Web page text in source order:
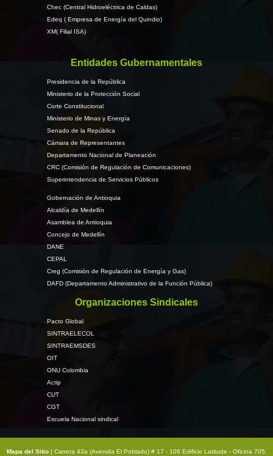
Chec (Central Hidroeléctrica de Caldas)
Edeq ( Empresa de Energía del Quindio)
XM( Filial ISA)
Entidades Gubernamentales
Presidencia de la República
Ministerio de la Protección Social
Corte Constitucional
Ministerio de Minas y Energía
Senado de la República
Cámara de Representantes
Departamento Nacional de Planeación
CRC (Comisión de Regulación de Comunicaciones)
Superintendencia de Servicios Públicos
Gobernación de Antioquia
Alcaldía de Medellín
Asamblea de Antioquia
Concejo de Medellín
DANE
CEPAL
Creg (Comisión de Regulación de Energía y Gas)
DAFD (Departamento Administrativo de la Función Pública)
Organizaciones Sindicales
Pacto Global
SINTRAELECOL
SINTRAEMSDES
OIT
ONU Colombia
Acrip
CUT
CGT
Escuela Nacional sindical
Mapa del Sitio | Carrera 43a (Avenida El Poblado) # 17 - 106 Edificio Latitude - Oficina 705.